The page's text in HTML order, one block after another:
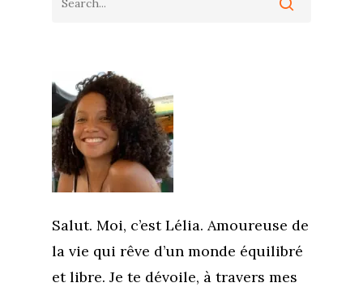
Salut. Moi, c’est Lélia. Amoureuse de
la vie qui rêve d’un monde équilibré
et libre. Je te dévoile, à travers mes
Libération
Amour & Guérison